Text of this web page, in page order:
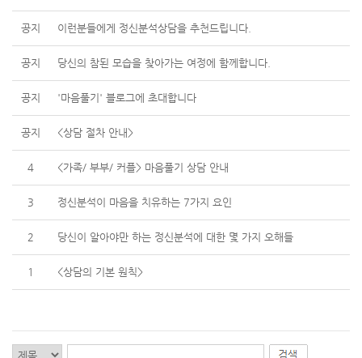
공지 이런분들에게 정신분석상담을 추천드립니다.
공지 당신의 참된 모습을 찾아가는 여정에 함께합니다.
공지 '마음풀기' 블로그에 초대합니다
공지 <상담 절차 안내>
4 <가족/ 부부/ 커플> 마음풀기 상담 안내
3 정신분석이 마음을 치유하는 7가지 요인
2 당신이 알아야만 하는 정신분석에 대한 몇 가지 오해들
1 <상담의 기본 원칙>